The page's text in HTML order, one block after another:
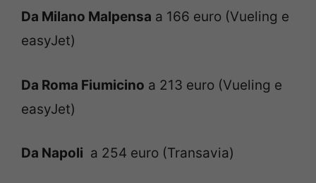
Da Milano Malpensa a 166 euro (Vueling e
easyJet)
Da Roma Fiumicino a 213 euro (Vueling e
easyJet)
Da Napoli a 254 euro (Transavia)